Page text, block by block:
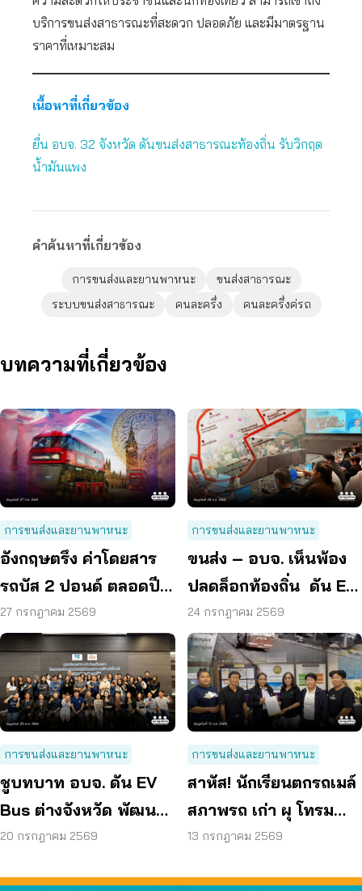
บริการขนส่งสาธารณะที่สะดวก ปลอดภัย และมีมาตรฐาน
ราคาที่เหมาะสม
เนื้อหาที่เกี่ยวข้อง
ยื่น อบจ. 32 จังหวัด ดันขนส่งสาธารณะท้องถิ่น รับวิกฤต
น้ำมันแพง
คำค้นหาที่เกี่ยวข้อง
การขนส่งและยานพาหนะ
ขนส่งสาธารณะ
ระบบขนส่งสาธารณะ
คนละครึ่ง คนละครึ่งค่รถ
บทความที่เกี่ยวข้อง
การขนส่งและยานพาหนะ
อังกฤษตรึง ค่าโดยสาร
รถบัส 2 ปอนด์ ตลอดปี
70 ลดค่าครองชีพ
27 กรกฎาคม 2569
การขนส่งและยานพาหนะ
ขนส่ง – อบจ. เห็นพ้อง
ปลดล็อกท้องถิ่น ดัน EV
Bus อยุธยา
24 กรกฎาคม 2569
การขนส่งและยานพาหนะ
ชูบทบาท อบจ. ดัน EV
Bus ต่างจังหวัด พัฒนา
ขนส่งสาธารณะไร้รอย
20 กรกฎาคม 2569
การขนส่งและยานพาหนะ
สาหัส! นักเรียนตกรถเมล์
สภาพรถ เก่า ผุ โทรม
ถามหามาตรฐานรถ
13 กรกฎาคม 2569